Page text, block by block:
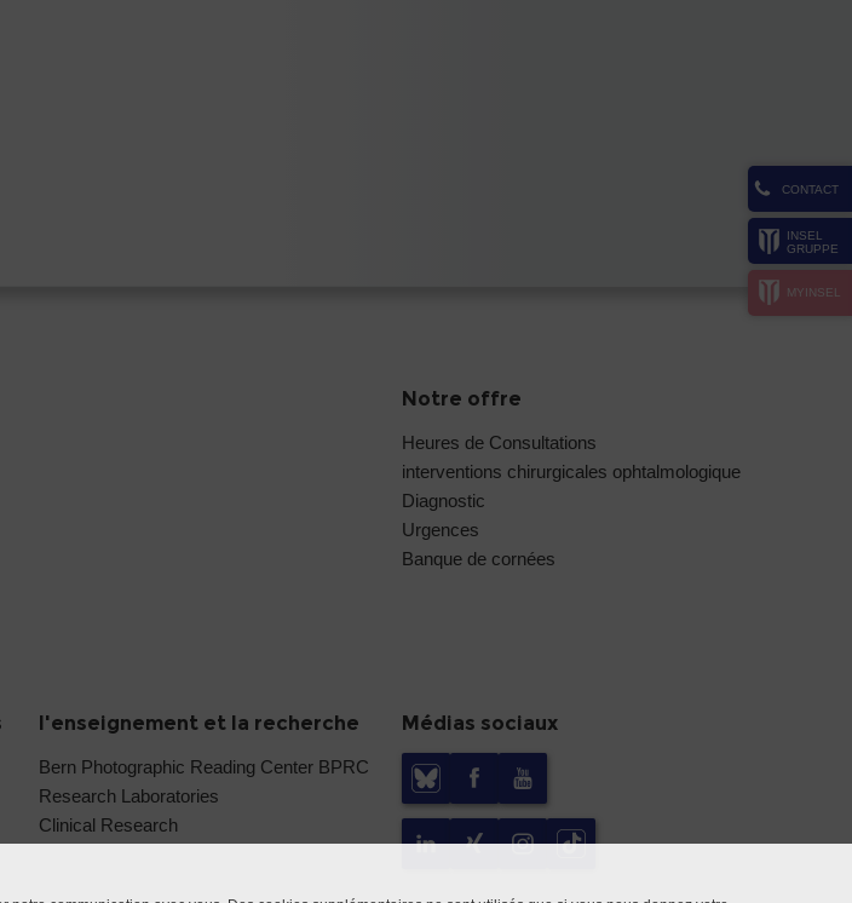
CONTACT
INSEL
GRUPPE
MYINSEL
Notre offre
Heures de Consultations
interventions chirurgicales ophtalmologique
Diagnostic
Urgences
Banque de cornées
l'enseignement et la recherche
Bern Photographic Reading Center BPRC
Research Laboratories
Clinical Research
Médias sociaux